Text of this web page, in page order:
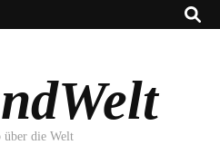
über die Welt